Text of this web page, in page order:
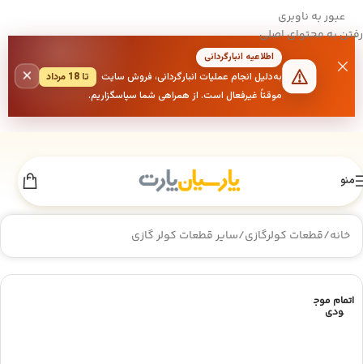
عبور به ناوبری
رفتن به محتوای اصلی
اطلاعیه انبارگردانی
به‌دلیل انجام عملیات انبارگردانی، فروش سایت
تا 18 مرداد
موقتاً غیرفعال است. از همراهی شما سپاسگزاریم.
×
منو
خانه/قطعات کولرگازی/سایر قطعات کولر گازی
اتمام موج
ودی